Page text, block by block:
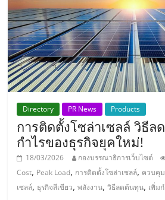
ปรึกษา
แฟ
รน
ไชส์,
รวม
แฟ
Directory PR News Products
การติดตั้งโซล่าเซลล์ วิธีล
กำไรของธุรกิจยุคใหม่!
18/03/2026 กองบรรณาธิการเว็บไซต์
Cost, Peak Load, การติดตั้งโซล่าเซลล์, ควบคุ
เซลล์, ธุรกิจสีเขียว,พลังงาน,วิธีลดต้นทุน, เพิ่ม